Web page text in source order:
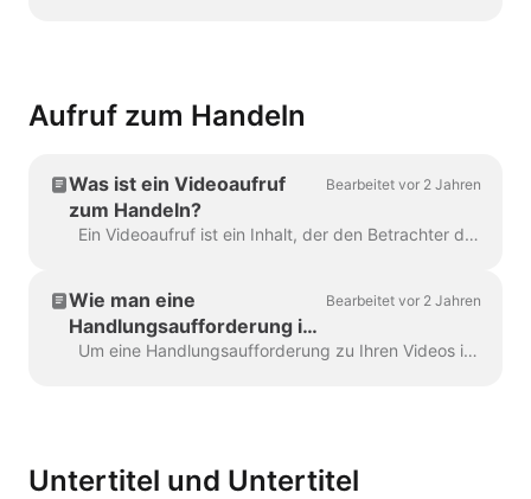
Aufruf zum Handeln
Was ist ein Videoaufruf
zum Handeln?
Bearbeitet vor 2 Jahren
Ein Videoaufruf ist ein Inhalt, der den Betrachter dazu veranlasst, eine bestimmte Handlung auszuführen, nachdem er Ihr Video gesehen hat. Das kann sein (aber ...
Wie man eine
Handlungsaufforderung in
seine Videos einfügt
Bearbeitet vor 2 Jahren
Um eine Handlungsaufforderung zu Ihren Videos in Wave.video hinzuzufügen, klicken Sie auf das Zeichen "Handlungsaufforderung hinzufügen" auf der Zeitleiste. Es wird in der Zeitleiste verfügbar sein ...
Untertitel und Untertitel